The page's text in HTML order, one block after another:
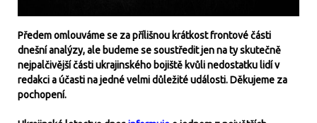
Předem omlouváme se za přílišnou krátkost frontové části
dnešní analýzy, ale budeme se soustředit jen na ty skutečně
nejpalčivější části ukrajinského bojiště kvůli nedostatku lidí v
redakci a účasti na jedné velmi důležité události. Děkujeme za
pochopení.